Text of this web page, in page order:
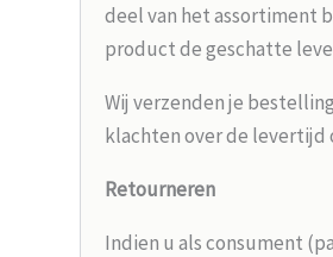
deel van het assortiment
product de geschatte
Wij verzenden je
klachten over de levertijd
Retourneren
Indien u als consument